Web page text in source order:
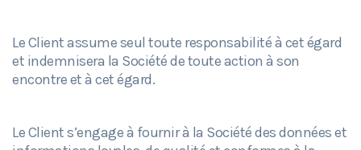
Le Client assume seul toute responsabilité à cet égard
et indemnisera la Société de toute action à son
encontre et à cet égard.
Le Client s’engage à fournir à la Société des données et